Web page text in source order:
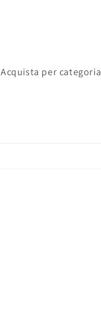
Acquista per categoria